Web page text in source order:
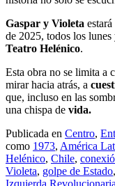
Gaspar y Violeta
de 2025, todos los lunes
Teatro Helénico.
Esta obra no se limita a
mirar hacia atrás, a
que, incluso en las
una chispa de vida.
Publicada en Centro,
como 1973, América
Helénico, Chile,
Violeta, golpe de Estado,
Izquierda Revolucionaria